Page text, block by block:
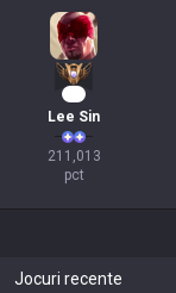
Lee Sin
211,013
pct
Jocuri recente